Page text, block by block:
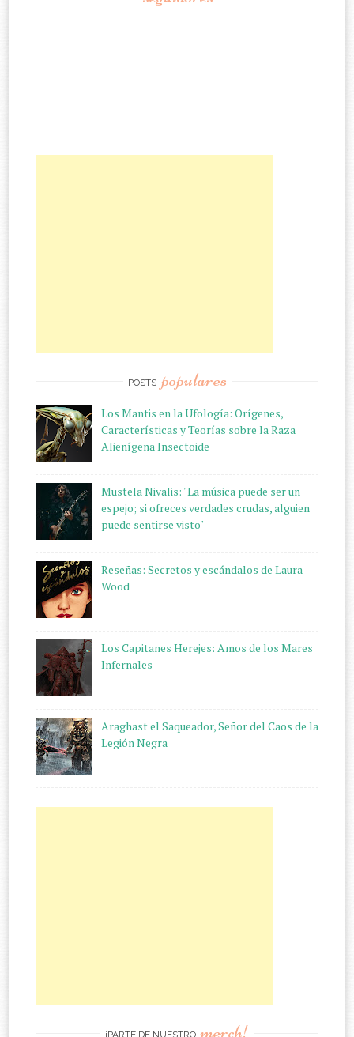
POSTS populares
Los Mantis en la Ufología: Orígenes,
Características y Teorías sobre la Raza
Alienígena Insectoide
Mustela Nivalis: "La música puede ser un
espejo; si ofreces verdades crudas, alguien
puede sentirse visto"
Reseñas: Secretos y escándalos de Laura
Wood
Los Capitanes Herejes: Amos de los Mares
Infernales
Araghast el Saqueador, Señor del Caos de la
Legión Negra
¡PARTE DE NUESTRO merch!